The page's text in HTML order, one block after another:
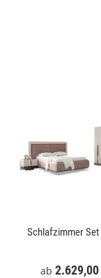
Schlafzimmer Set
ab